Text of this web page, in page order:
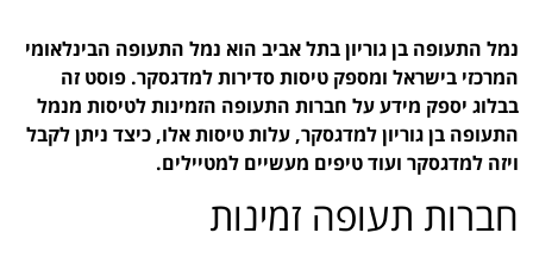
נמל התעופה בן גוריון בתל אביב הוא נמל התעופה הבינלאומי
המרכזי בישראל ומספק טיסות סדירות למדגסקר. פוסט זה
בבלוג יספק מידע על חברות התעופה הזמינות לטיסות מנמל
התעופה בן גוריון למדגסקר, עלות טיסות אלו, כיצד ניתן לקבל
ויזה למדגסקר ועוד טיפים מעשיים למטיילים.
חברות תעופה זמינות